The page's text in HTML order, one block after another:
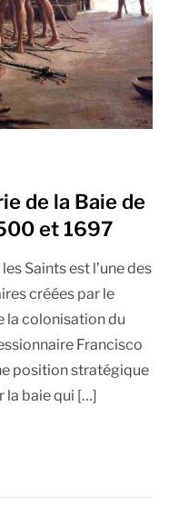
de la Baie de
et 1697
Saints est l’une des
créées par le
la colonisation du
Francisco
position stratégique
la baie qui […]